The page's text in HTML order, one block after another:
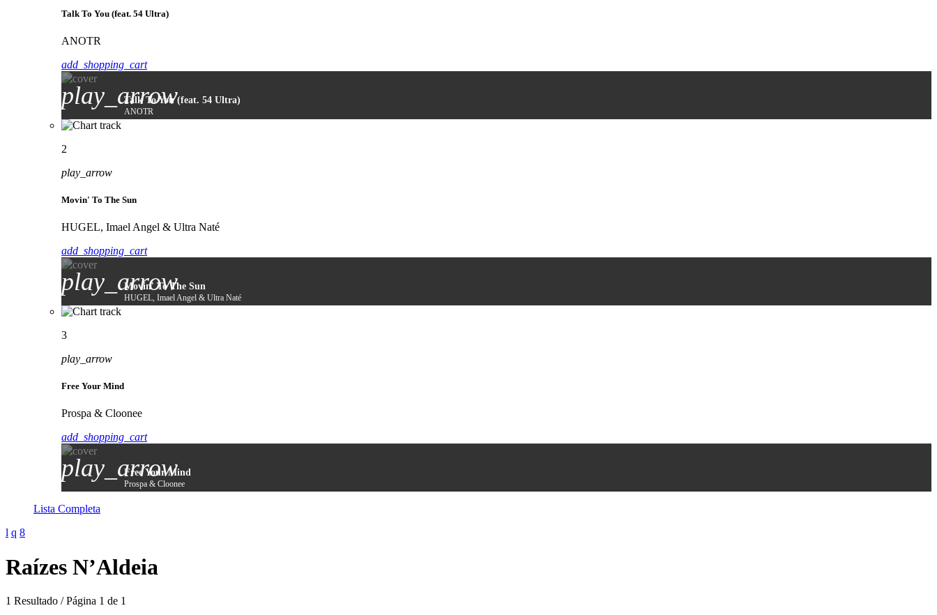
Talk To You (feat. 54 Ultra)
ANOTR
add_shopping_cart
play_arrowTalk To You (feat. 54 Ultra)
ANOTR
2
play_arrow
Movin' To The Sun
HUGEL, Imael Angel & Ultra Naté
add_shopping_cart
play_arrow
Movin' To The Sun
HUGEL, Imael Angel & Ultra Naté
3
play_arrow
Free Your Mind
Prospa & Cloonee
add_shopping_cart
play_arrow
Free Your Mind
Prospa & Cloonee
Lista Completa
Raízes N’Aldeia
1 Resultado / Página 1 de 1